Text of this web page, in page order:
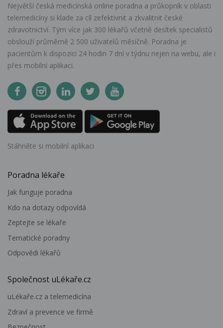
Největší česká medicínská online poradna a průkopník v oblasti
telemedicíny si klade za cíl zefektivnit a zkvalitnit české
zdravotnictví. Tým více jak 300 lékařů včetně desítek specialistů
obslouží průměrně 2 500 uživatelů měsíčně. Poradna je
pacientům k dispozici 24 hodin 7 dní v týdnu nejen na webu, ale i
přes mobilní aplikaci.
Stáhněte si mobilní aplikaci
Poradna lékaře
Jak funguje poradna
Kdo na dotazy odpovídá
Zeptejte se lékaře
Tematické poradny
Odpovědi lékařů
Společnost uLékaře.cz
uLékaře.cz a telemedicína
Zdraví a prevence ve firmě